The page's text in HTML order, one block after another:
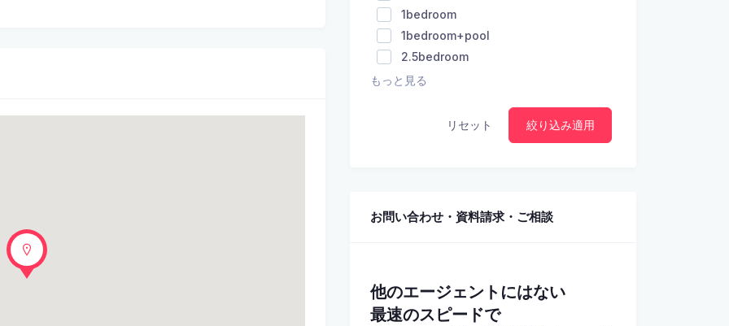
1bedroom
1bedroom+pool
2.5bedroom
もっと見る
リセット 絞り込み適用
お問い合わせ・資料請求・ご相談
他のエージェントにはない
最速のスピードで